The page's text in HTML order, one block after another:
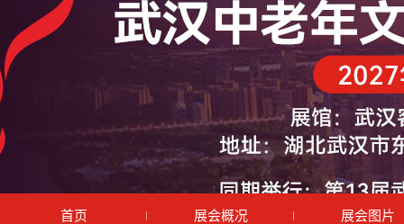
首页 展会概况 展会图片